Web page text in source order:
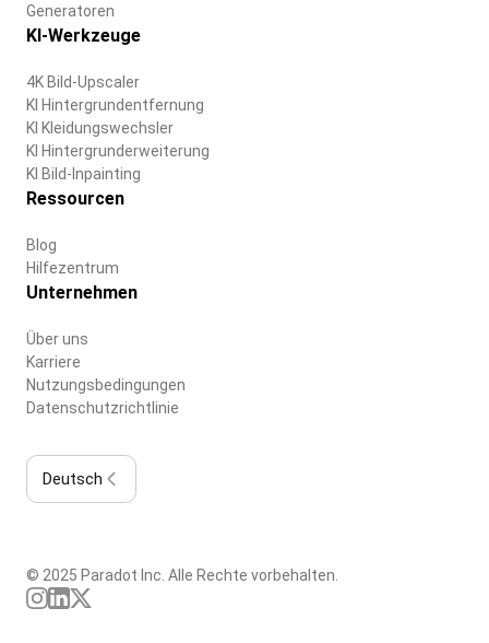
Generatoren
KI-Werkzeuge
4K Bild-Upscaler
KI Hintergrundentfernung
KI Kleidungswechsler
KI Hintergrunderweiterung
KI Bild-Inpainting
Ressourcen
Blog
Hilfezentrum
Unternehmen
Über uns
Karriere
Nutzungsbedingungen
Datenschutzrichtlinie
Deutsch
© 2025 Paradot Inc. Alle Rechte vorbehalten.